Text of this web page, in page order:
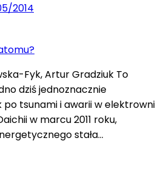
2014
Fyk, Artur Gradziuk To
dziś jednoznacznie
po tsunami i awarii w elektrowni
w marcu 2011 roku,
stała…